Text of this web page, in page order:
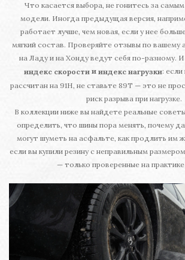
Что касается выбора, не гонитесь за
модели. Иногда предыдущая версия,
работает лучше, чем новая, если у нее
мягкий состав. Проверяйте отзывы по
на Ладу и на Хонду ведут себя по-разному.
индекс скорости и индекс нагрузки:
рассчитан на 91H, не ставьте 89T — это не
риск разрыва при нагрузке.
В коллекции ниже вы найдете реальные
определить, что шины пора менять, почему
могут шуметь на асфальте, как продлить им
если вы купили резину с неправильным
— только проверенные на